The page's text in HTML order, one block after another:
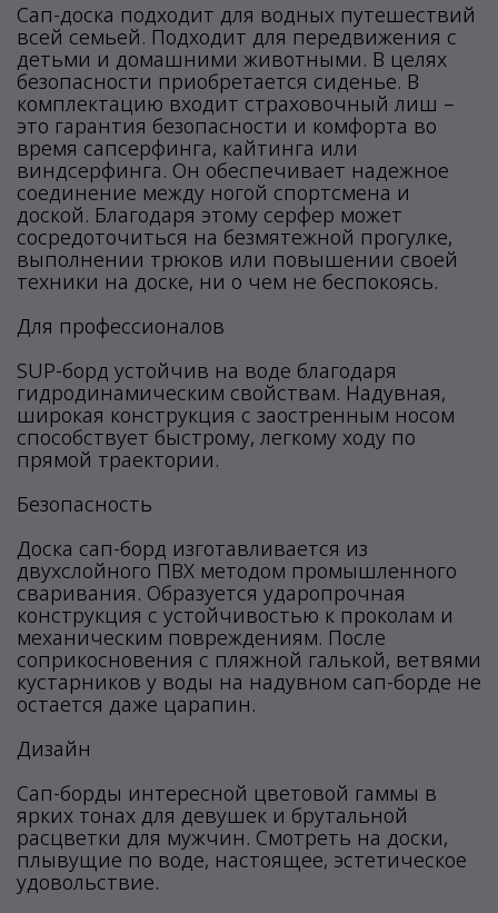
Сап-доска подходит для водных путешествий
всей семьей. Подходит для передвижения с
детьми и домашними животными. В целях
безопасности приобретается сиденье. В
комплектацию входит страховочный лиш –
это гарантия безопасности и комфорта во
время сапсерфинга, кайтинга или
виндсерфинга. Он обеспечивает надежное
соединение между ногой спортсмена и
доской. Благодаря этому серфер может
сосредоточиться на безмятежной прогулке,
выполнении трюков или повышении своей
техники на доске, ни о чем не беспокоясь.
Для профессионалов
SUP-борд устойчив на воде благодаря
гидродинамическим свойствам. Надувная,
широкая конструкция с заостренным носом
способствует быстрому, легкому ходу по
прямой траектории.
Безопасность
Доска сап-борд изготавливается из
двухслойного ПВХ методом промышленного
сваривания. Образуется ударопрочная
конструкция с устойчивостью к проколам и
механическим повреждениям. После
соприкосновения с пляжной галькой, ветвями
кустарников у воды на надувном сап-борде не
остается даже царапин.
Дизайн
Сап-борды интересной цветовой гаммы в
ярких тонах для девушек и брутальной
расцветки для мужчин. Смотреть на доски,
плывущие по воде, настоящее, эстетическое
удовольствие.